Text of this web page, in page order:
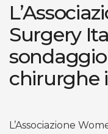
Surgery
chirurghe
L’Associazione